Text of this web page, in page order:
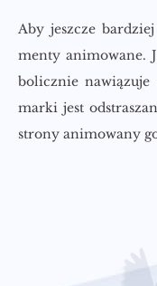
Aby jesz­cze
men­ty ani­mo­wa­ne.
bo­licz­nie
marki jest
stro­ny ani­mo­wa­ny